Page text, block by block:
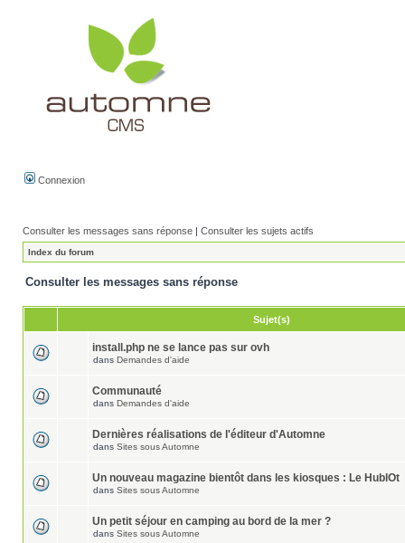
Connexion
Consulter les messages sans réponse | Consulter les sujets actifs
Index du forum
Consulter les messages sans réponse
Sujet(s)
install.php ne se lance pas sur ovh
dans Demandes d'aide
Communauté
dans Demandes d'aide
Dernières réalisations de l'éditeur d'Automne
dans Sites sous Automne
Un nouveau magazine bientôt dans les kiosques : Le HublOt
dans Sites sous Automne
Un petit séjour en camping au bord de la mer ?
dans Sites sous Automne